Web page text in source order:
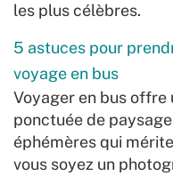
les plus célèbres.
5 astuces pour
voyage en bus
Voyager en bus offre
ponctuée de
éphémères qui
vous soyez un